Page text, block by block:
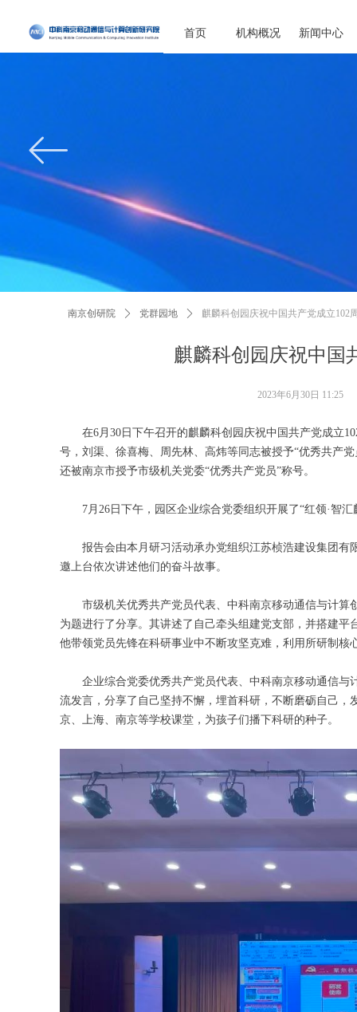
首页 机构概况 新闻中心
ꂃ
麒麟科创园庆祝中国
南京创研院 ꄲ 党群园地 ꄲ 麒麟科创园庆祝中国共产党成立102
在6月30日下午召开的麒麟科创园庆祝中国共产党成立
号，刘渠、徐喜梅、周先林、高炜等同志被授予“优秀共产
还被南京市授予市级机关党委“优秀共产党员”称号。
7月26日下午，园区企业综合党委组织开展了“红领·智
报告会由本月研习活动承办党组织江苏桢浩建设集团
邀上台依次讲述他们的奋斗故事。
市级机关优秀共产党员代表、中科南京移动通信与计
为题进行了分享。其讲述了自己牵头组建党支部，并搭建
他带领党员先锋在科研事业中不断攻坚克难，利用所研制
企业综合党委优秀共产党员代表、中科南京移动通信
流发言，分享了自己坚持不懈，埋首科研，不断磨砺自己
京、上海、南京等学校课堂，为孩子们播下科研的种子。
2023年6月30日 11:25